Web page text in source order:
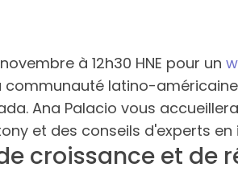
à 12h30 HNE pour un
communauté latino-
Ana Palacio vous
et des conseils d'experts
croissance et de